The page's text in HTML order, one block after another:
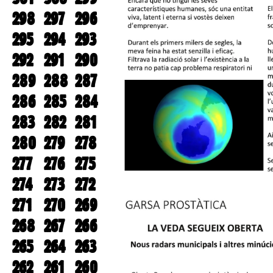
298 297 296
295 294 293
292 291 290
289 288 287
286 285 284
283 282 281
280 279 278
277 276 275
274 273 272
271 270 269
268 267 266
265 264 263
262 261 260